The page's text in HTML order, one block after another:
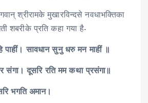
श्रीरामके मुखारविन्दसे नवधाभक्तिका
शबरीके प्रति कहा गया है-
पाहीं। सावधान सुनु धरु मन माहीं ॥
संगा। दूसरि रति मम कथा प्रसंगा॥
भगति अमान।